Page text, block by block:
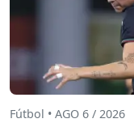
Fútbol • AGO 6 / 2026